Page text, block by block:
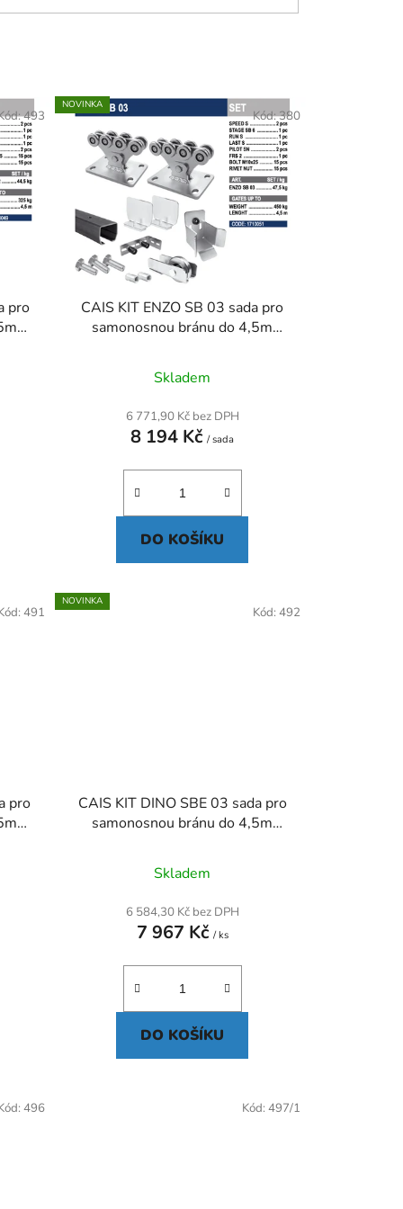
pro
493
NOVINKA
CAIS KIT ENZO SB 03 sada pro
samonosnou bránu do 4,5m
Skladem
6 771,90 Kč bez DPH
8 194 Kč/ sada
DO KOŠÍKU
Kód:380
pro
491
NOVINKA
CAIS KIT DINO SBE 03 sada pro
samonosnou bránu do 4,5m
Skladem
6 584,30 Kč bez DPH
7 967 Kč / ks
DO KOŠÍKU
Kód: 492
496 Kód: 497/1